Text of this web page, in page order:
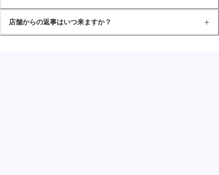
店舗からの返事はいつ来ますか？